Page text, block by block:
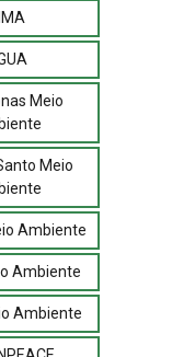
Meio
Meio
Ambiente
Ambiente
Ambiente